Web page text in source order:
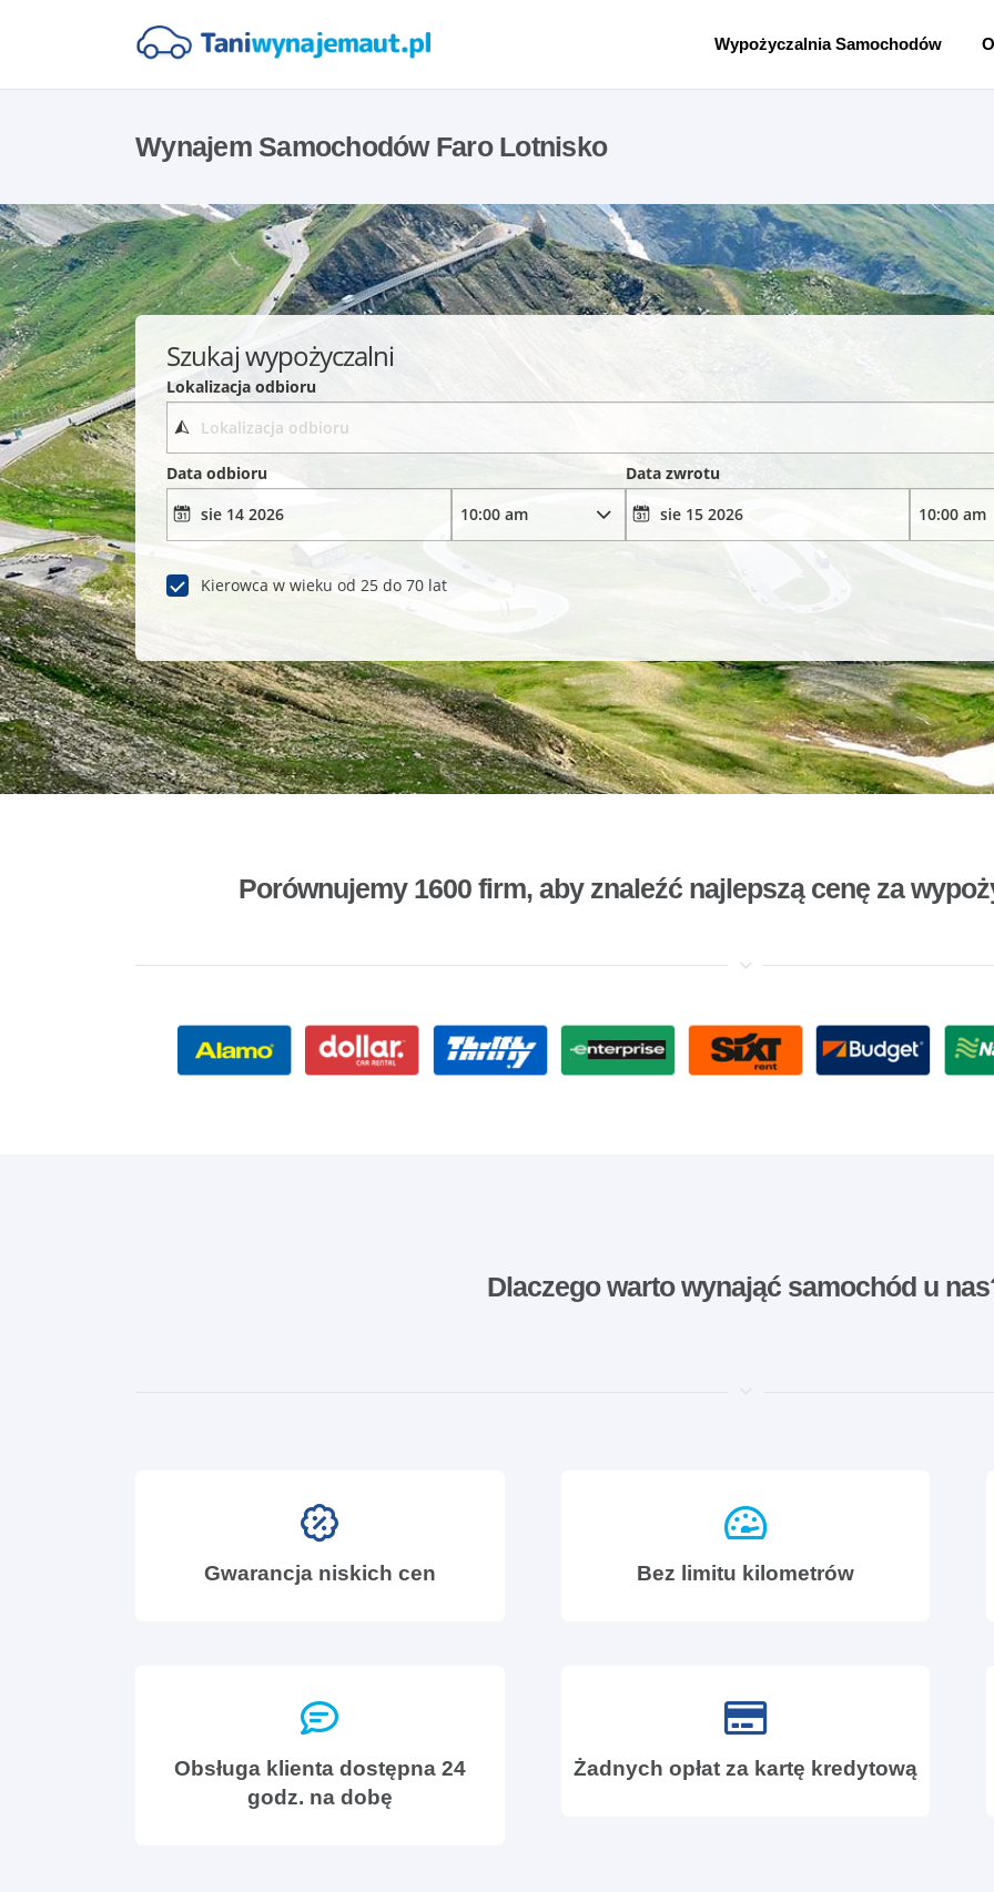
Wypożyczalnia Samochodów
Wynajem Samochodów Faro Lotnisko
Szukaj wypożyczalni
Lokalizacja odbioru
Data odbioru Data zwrotu
Kierowca w wieku od 25 do 70 lat
Porównujemy 1600 firm, aby znaleźć najlepszą cenę za
Dlaczego warto wynająć samochód u
Gwarancja niskich cen Bez limitu kilometrów
Obsługa klienta dostępna 24
godz. na dobę
Żadnych opłat za kartę kredytową